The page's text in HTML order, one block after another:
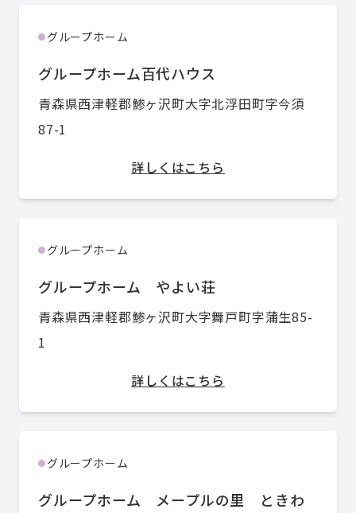
● グループホーム
グループホーム百代ハウス
青森県西津軽郡鯵ヶ沢町大字北浮田町字今須
87-1
詳しくはこちら
● グループホーム
グループホーム やよい荘
青森県西津軽郡鯵ヶ沢町大字舞戸町字蒲生85-
1
詳しくはこちら
● グループホーム
グループホーム メープルの里 ときわ